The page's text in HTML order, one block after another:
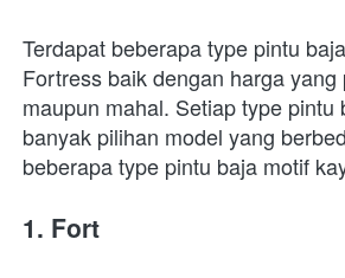
Terdapat beberapa type pintu
Fortress baik dengan harga
maupun mahal. Setiap type pintu
banyak pilihan model yang
beberapa type pintu baja motif
1. Fort